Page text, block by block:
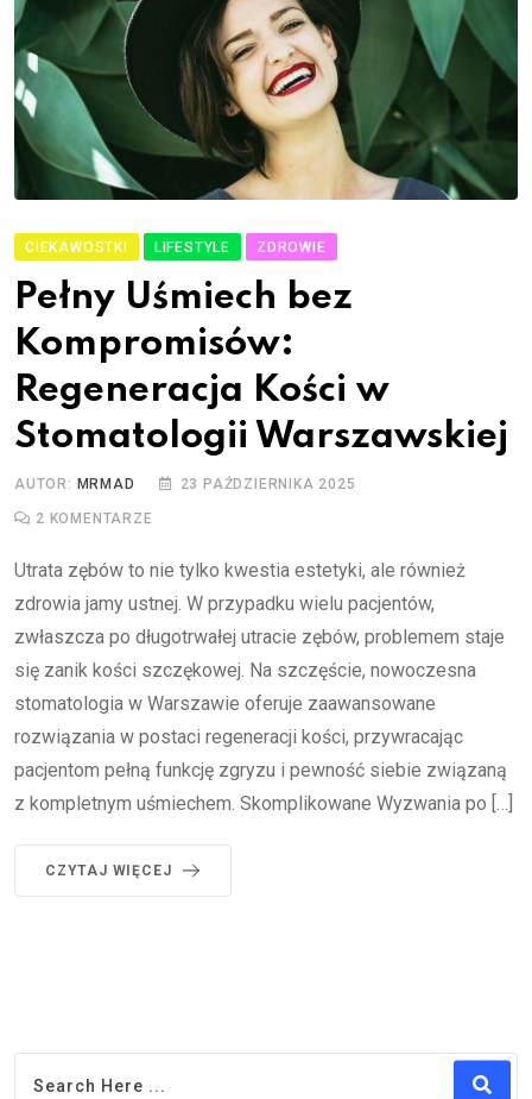
CIEKAWOSTKI LIFESTYLE ZDROWIE
Pełny Uśmiech bez
Kompromisów:
Regeneracja Kości w
Stomatologii Warszawskiej
AUTOR: MRMAD 23 PAŹDZIERNIKA 2025
2 KOMENTARZE
Utrata zębów to nie tylko kwestia estetyki, ale również
zdrowia jamy ustnej. W przypadku wielu pacjentów,
zwłaszcza po długotrwałej utracie zębów, problemem staje
się zanik kości szczękowej. Na szczęście, nowoczesna
stomatologia w Warszawie oferuje zaawansowane
rozwiązania w postaci regeneracji kości, przywracając
pacjentom pełną funkcję zgryzu i pewność siebie związaną
z kompletnym uśmiechem. Skomplikowane Wyzwania po […]
CZYTAJ WIĘCEJ